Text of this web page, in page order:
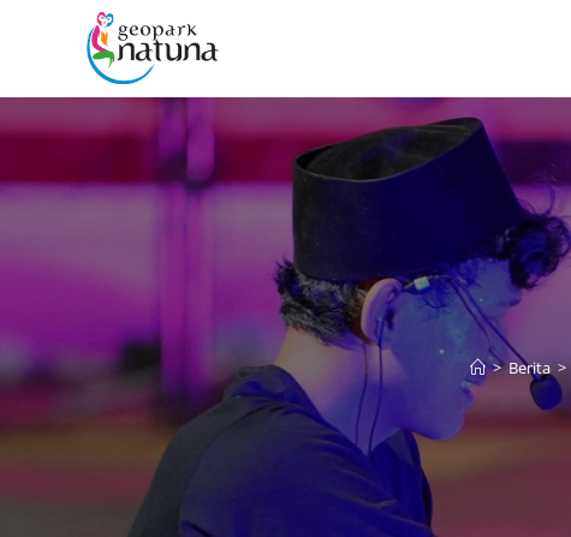
> Berita >